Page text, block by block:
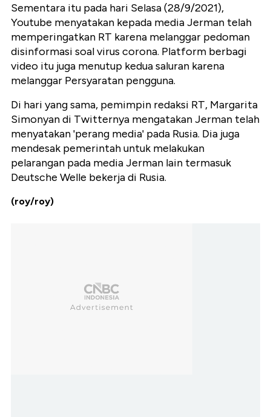
Sementara itu pada hari Selasa (28/9/2021),
Youtube menyatakan kepada media Jerman telah
memperingatkan RT karena melanggar pedoman
disinformasi soal virus corona. Platform berbagi
video itu juga menutup kedua saluran karena
melanggar Persyaratan pengguna.
Di hari yang sama, pemimpin redaksi RT, Margarita
Simonyan di Twitternya mengatakan Jerman telah
menyatakan 'perang media' pada Rusia. Dia juga
mendesak pemerintah untuk melakukan
pelarangan pada media Jerman lain termasuk
Deutsche Welle bekerja di Rusia.
(roy/roy)